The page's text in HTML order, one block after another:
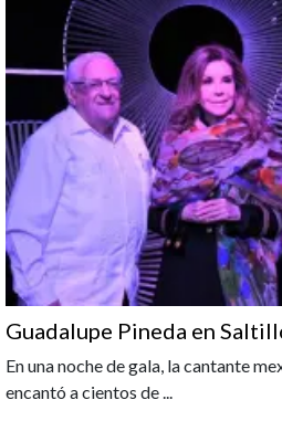
Guadalupe Pineda en
En una noche de gala, la cantante
encantó a cientos de